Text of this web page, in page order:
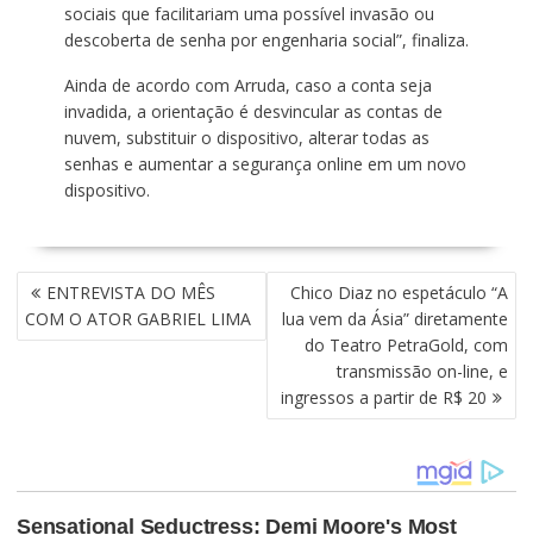
sociais que facilitariam uma possível invasão ou
descoberta de senha por engenharia social”, finaliza.
Ainda de acordo com Arruda, caso a conta seja
invadida, a orientação é desvincular as contas de
nuvem, substituir o dispositivo, alterar todas as
senhas e aumentar a segurança online em um novo
dispositivo.
N
A
V
O
D
ENTREVISTA DO MÊS
COM O ATOR GABRIEL LIMA
Chico Diaz no espetáculo “A
lua vem da Ásia” diretamente
do Teatro PetraGold, com
transmissão on-line, e
ingressos a partir de R$ 20